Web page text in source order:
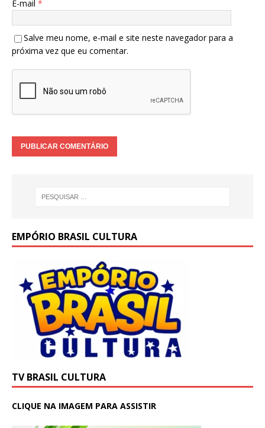
E-mail *
Salve meu nome, e-mail e site neste navegador para a
próxima vez que eu comentar.
EMPÓRIO BRASIL CULTURA
TV BRASIL CULTURA
CLIQUE NA IMAGEM PARA ASSISTIR